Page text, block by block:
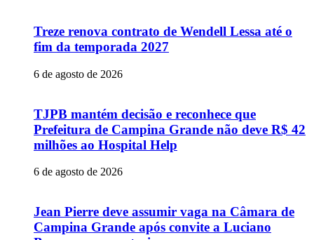
Treze renova contrato de Wendell Lessa até o
fim da temporada 2027
6 de agosto de 2026
TJPB mantém decisão e reconhece que
Prefeitura de Campina Grande não deve R$ 42
milhões ao Hospital Help
6 de agosto de 2026
Jean Pierre deve assumir vaga na Câmara de
Campina Grande após convite a Luciano